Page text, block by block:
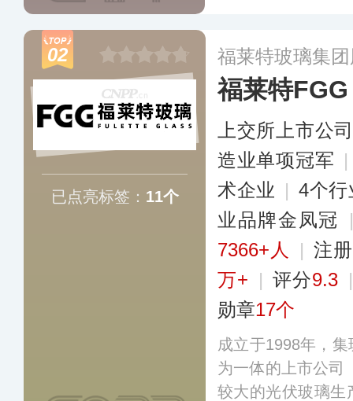
品，市场占有率高
的佼佼者。更多
02
已点亮标签： 11个
福莱特玻璃集
福莱特FGG
上交所上市公
造业单项冠军
术企业 | 4个行
业品牌金凤冠
7366+人
| 注
万+ | 评分9.3
勋章17个
成立于1998年，
为一体的上市公司
较大的光伏玻璃生